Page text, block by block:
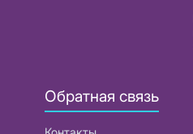
Обратная связь